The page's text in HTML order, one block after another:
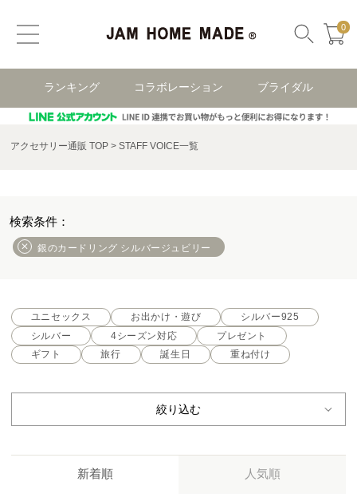
0
ランキング コラボレーション ブライダル
アクセサリー通販 TOP STAFF VOICE一覧
銀のカードリング シルバージュビリー
ユニセックス お出かけ・遊び
シルバー925
シルバー
4シーズン対応
プレゼント
ギフト
旅行 誕生日 重ね付け
絞り込む
新着順 人気順